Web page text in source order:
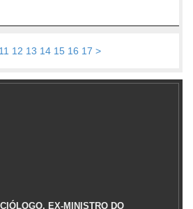
11 12 13 14 15 16 17 >
EX-MINISTRO DO